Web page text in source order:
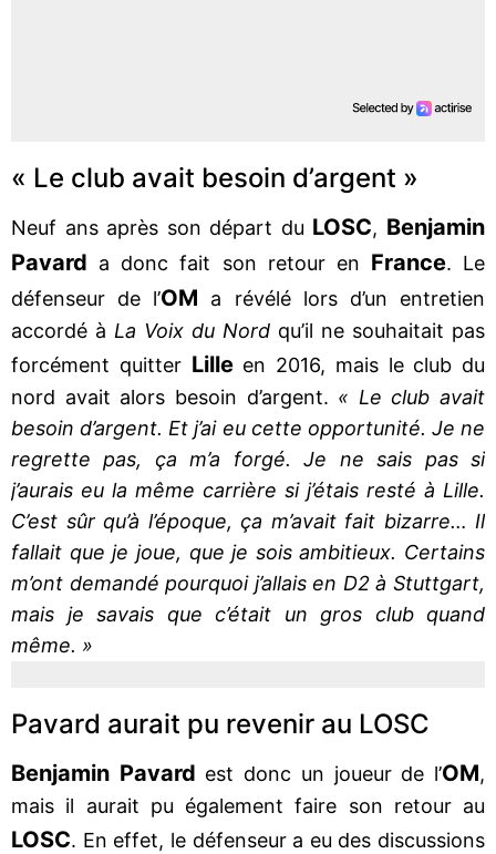
« Le club avait besoin d’argent »
Neuf ans après son départ du LOSC, Benjamin
Pavard a donc fait son retour en France. Le
défenseur de l’OM a révélé lors d’un entretien
accordé à La Voix du Nord qu’il ne souhaitait pas
forcément quitter Lilleen 2016, mais le club du
nord avait alors besoin d’argent. « Le club avait
besoin d’argent. Et j’ai eu cette opportunité. Je ne
regrette pas, ça m’a forgé. Je ne sais pas si
j’aurais eu la même carrière si j’étais resté à Lille.
C’est sûr qu’à l’époque, ça m’avait fait bizarre… Il
fallait que je joue, que je sois ambitieux. Certains
m’ont demandé pourquoi j’allais en D2 à Stuttgart,
mais je savais que c’était un gros club quand
même. »
Pavard aurait pu revenir au LOSC
Benjamin Pavard est donc un joueur de l’OM,
mais il aurait pu également faire son retour au
LOSC. En effet, le défenseur a eu des discussions